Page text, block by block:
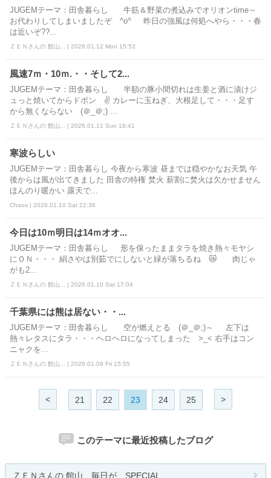
JUGEMテーマ：田舎暮らし 牛筋＆野菜の煮込みでオリオンtime～
お代わりしてしまいましたぞ ^o^ 昨日の強風は何処へやら・・・春
は近いぞ??...
ＺＥＮさんの 館山... | 2026.01.12 Mon 15:53
風速7ｍ・10ｍ.・・そして2...
JUGEMテーマ：田舎暮らし 半額の豚小間切れは生姜と酒に漬けジ
ュっと焼いてからドボン ✌ カレーに玉ねぎ、大根足して・・・足す
から無くならない (＠_＠;) ...
ＺＥＮさんの 館山... | 2026.01.11 Sun 16:41
寒波らしい
JUGEMテーマ：田舎暮らし 今夜から寒波 昼までは穏やかなお天気 午
後からは風が出てきました 田舎の特権 焚火 薪割に焚火は欠かせません
ほんのり暖かい 露天で...
Chaos | 2026.01.10 Sat 22:36
今日は10ｍ明日は14ｍオオ...
JUGEMテーマ：田舎暮らし 形を保ったままタラを焼き熱々モヤシ
にＯＮ・・・ 絹さやは別茹でにしないと緑が落ちるね 😿 肉じゃ
がも2...
ＺＥＮさんの 館山... | 2026.01.10 Sat 17:04
千葉県には熊は居ない・・...
JUGEMテーマ：田舎暮らし 空が燃えとる (＠_＠;)～ 左下は
熱々レタスにタラ・・・ヘロヘロになってしまった >_< 右手はコン
ニャクを...
ＺＥＮさんの 館山... | 2026.01.09 Fri 15:55
< 21 22 23 24 25 >
このテーマに最近投稿したブログ
ＺＥＮさんの 館山 毎日が SPECIAL